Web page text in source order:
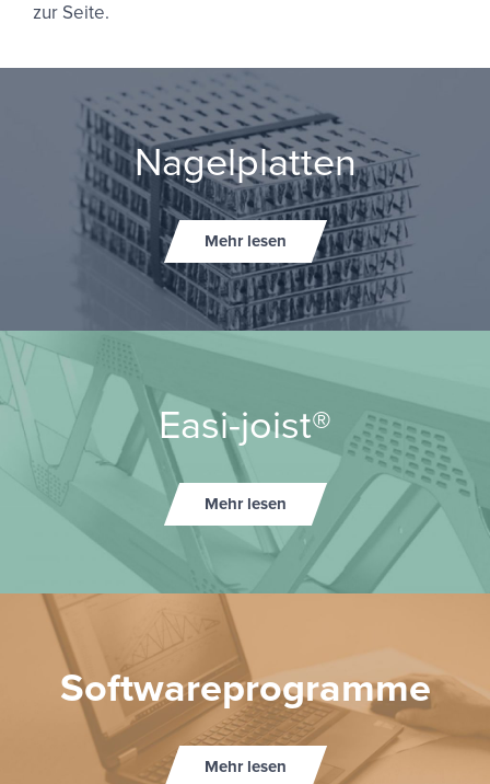
zur Seite.
Na­gel­plat­ten
Mehr lesen
Easi-​joist®
Mehr lesen
Soft­ware­pro­gram­me
Mehr lesen